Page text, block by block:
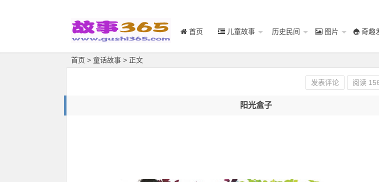
首页 儿童故事 历史民间 图片 奇趣
首页 > 童话故事 > 正文
阳光盒子
发表评论 阅读